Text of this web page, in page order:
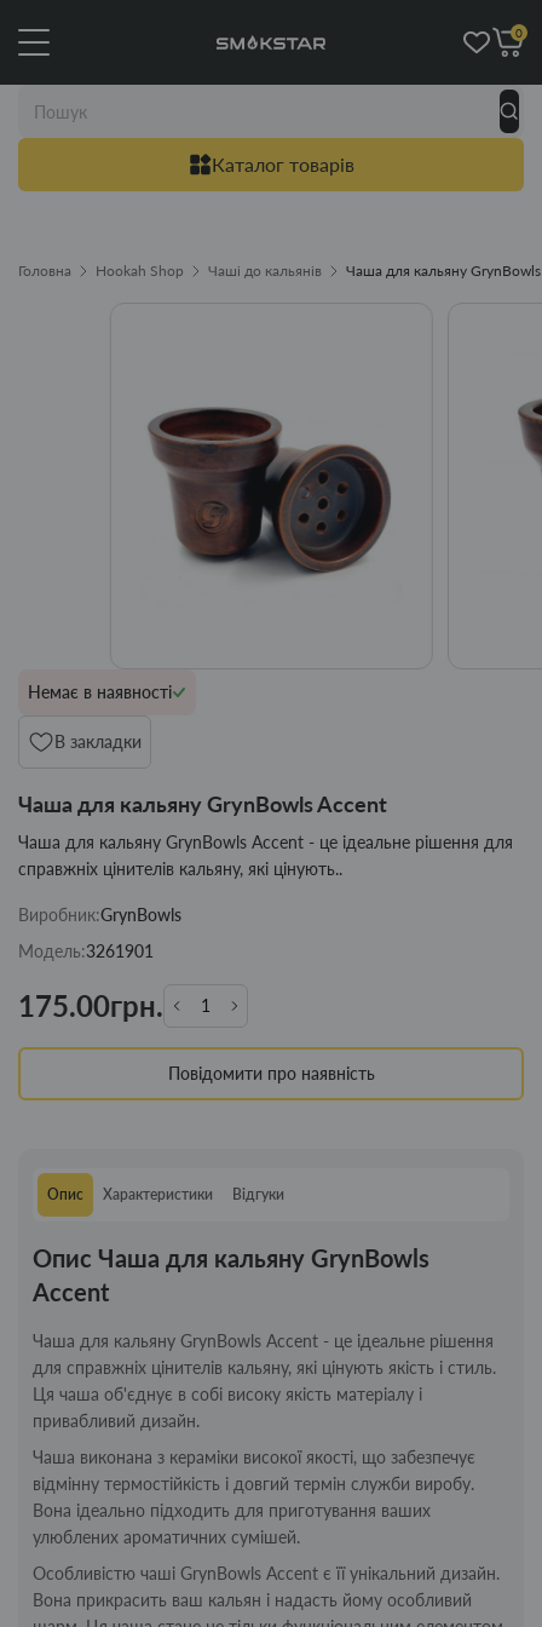
Каталог товарів
0
Головна Hookah Shop Чаші до кальянів Чаша для кальяну
Немає в наявності
В закладки
Чаша для кальяну GrynBowls Accent
Чаша для кальяну GrynBowls Accent - це ідеальне рішення для
справжніх цінителів кальяну, які цінують..
Виробник:GrynBowls
Модель:3261901
175.00грн.
Повідомити про наявність
Опис Характеристики Відгуки
Опис Чаша для кальяну GrynBowls
Accent
Чаша для кальяну GrynBowls Accent - це ідеальне рішення
для справжніх цінителів кальяну, які цінують якість і стиль.
Ця чаша об'єднує в собі високу якість матеріалу і
привабливий дизайн.
Чаша виконана з кераміки високої якості, що забезпечує
відмінну термостійкість і довгий термін служби виробу.
Вона ідеально підходить для приготування ваших
улюблених ароматичних сумішей.
Особливістю чаші GrynBowls Accent є її унікальний дизайн.
Вона прикрасить ваш кальян і надасть йому особливий